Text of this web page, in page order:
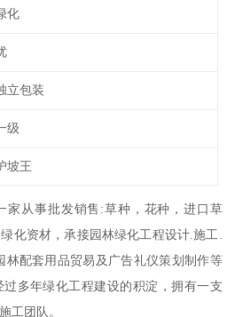
化
立包装
级
坡王
家从事批发销售:草种，花种，进口草
化资材，承接园林绿化工程设计.施工.
林配套用品贸易及广告礼仪策划制作等
多年绿化工程建设的积淀，拥有一支
工团队。